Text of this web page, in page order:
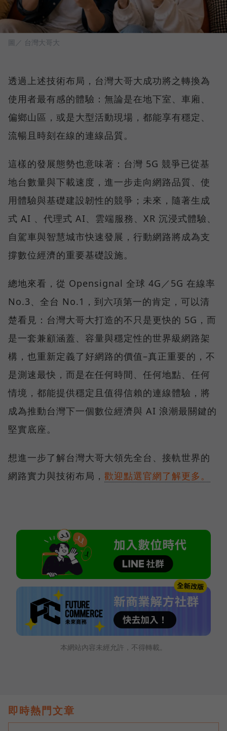
圖／ 台灣大哥大
透過上述技術布局，台灣大哥大成功將之轉換為
使用者最有感的體驗：無論是在地下室、車廂、
偏鄉山區，或是大型活動現場，都能享有穩定、
流暢且時刻在線的連線品質。
這樣的發展態勢也意味著：台灣 5G 競爭已從基
地台數量與下載速度，進一步走向網路品質、使
用體驗與基礎建設韌性的競爭；未來，隨著生成
式 AI 、代理式 AI、雲端服務、XR 沉浸式體驗、
自駕車與智慧城市快速發展，行動網路將成為支
撐數位經濟的重要基礎設施。
總地來看，從 Opensignal 全球 4G／5G 在線率
No.3、全台 No.1，到六項第一的肯定，可以清
楚看見：台灣大哥大打造的不只是更快的 5G，而
是一套兼顧涵蓋、容量與穩定性的世界級網路架
構，也重新定義了好網路的價值–真正重要的，不
是測速最快，而是在任何時間、任何地點、任何
情境，都能提供穩定且值得信賴的連線體驗，將
成為推動台灣下一個數位經濟與 AI 浪潮最關鍵的
堅實底座。
想進一步了解台灣大哥大領先全台、接軌世界的
網路實力與技術布局， 歡迎點選官網了解更多。
本網站內容未經允許，不得轉載。
即時熱門文章